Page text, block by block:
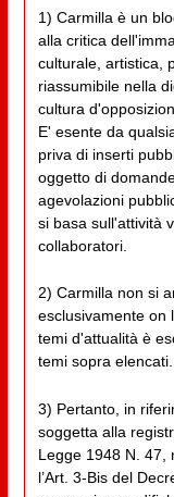
1) Carmilla è un
alla critica
culturale, artistica,
riassumibile nella
cultura
E' esente da
priva di inserti
oggetto di
agevolazioni
si basa sull'attività
collaboratori.
2) Carmilla non si
esclusivamente on
temi d'attualità è
temi sopra elencati.
3) Pertanto, in
soggetta alla
Legge 1948 N. 47,
l’Art. 3-Bis del